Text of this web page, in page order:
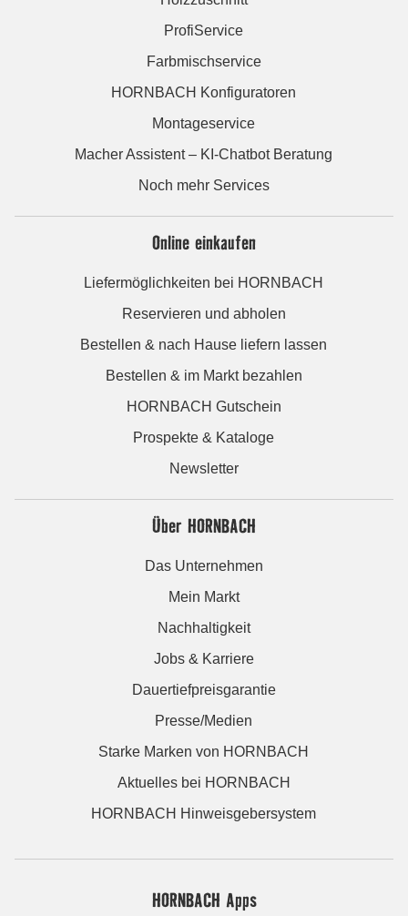
ProfiService
Farbmischservice
HORNBACH Konfiguratoren
Montageservice
Macher Assistent – KI-Chatbot Beratung
Noch mehr Services
Online einkaufen
Liefermöglichkeiten bei HORNBACH
Reservieren und abholen
Bestellen & nach Hause liefern lassen
Bestellen & im Markt bezahlen
HORNBACH Gutschein
Prospekte & Kataloge
Newsletter
Über HORNBACH
Das Unternehmen
Mein Markt
Nachhaltigkeit
Jobs & Karriere
Dauertiefpreisgarantie
Presse/Medien
Starke Marken von HORNBACH
Aktuelles bei HORNBACH
HORNBACH Hinweisgebersystem
HORNBACH Apps